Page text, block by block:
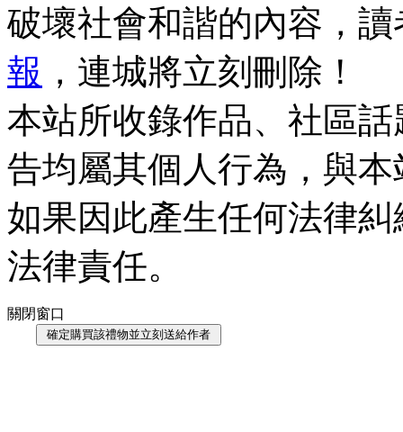
破壞社會和諧的內容，
報 ，連城將立刻刪除！
本站所收錄作品、社區
告均屬其個人行為，與
如果因此產生任何法律
法律責任。
關閉窗口